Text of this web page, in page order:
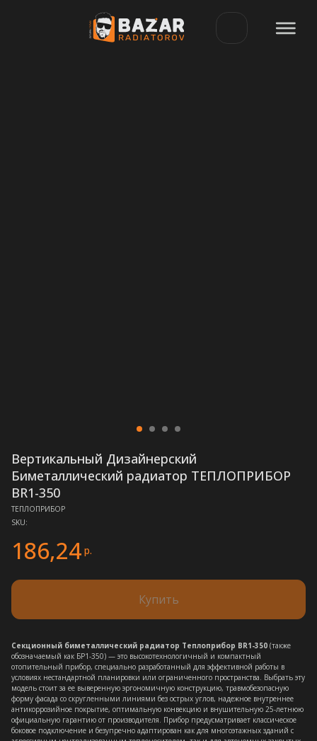
Вертикальный Дизайнерский
Биметаллический радиатор ТЕПЛОПРИБОР
BR1-350
ТЕПЛОПРИБОР
SKU:
186,24 р.
Купить
Секционный биметаллический радиатор Теплоприбор BR1-350 (также
обозначаемый как БР1-350) — это высокотехнологичный и компактный
отопительный прибор, специально разработанный для эффективной работы в
условиях нестандартной планировки или ограниченного пространства. Выбрать эту
модель стоит за ее выверенную эргономичную конструкцию, травмобезопасную
форму фасада со скругленными линиями без острых углов, надежное внутреннее
антикоррозийное покрытие, оптимальную конвекцию и внушительную 25-летнюю
официальную гарантию от производителя. Прибор предусматривает классическое
боковое подключение и безупречно адаптирован как для многоэтажных зданий с